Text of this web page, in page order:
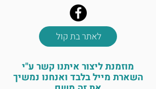
לאתר בת קול
מוזמנת ליצור איתנו קשר ע"י
השארת מייל בלבד ואנחנו נמשיך